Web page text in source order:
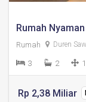
Rumah Duren
3 2
Rp 2,38 Miliar